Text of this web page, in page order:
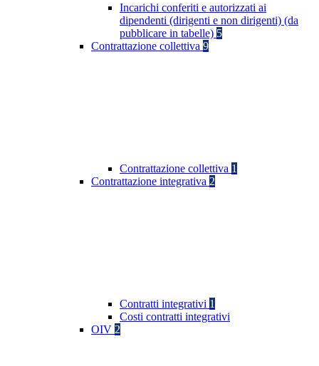
Incarichi conferiti e autorizzati ai
dipendenti (dirigenti e non dirigenti) (da
pubblicare in tabelle) 5
Contrattazione collettiva 9
Contrattazione collettiva 1
Contrattazione integrativa 2
Contratti integrativi 1
Costi contratti integrativi
OIV 2